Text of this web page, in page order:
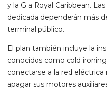
y la G a Royal Caribbean.
dedicada dependerán más
terminal público.
El plan también incluye la
conocidos como cold
conectarse a la red
apagar sus motores